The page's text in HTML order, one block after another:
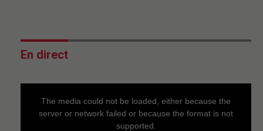
En direct
The media could not be loaded, either because the
server or network failed or because the format is not
supported.